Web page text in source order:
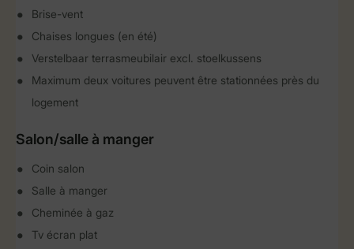
Brise-vent
Chaises longues (en été)
Verstelbaar terrasmeubilair excl. stoelkussens
Maximum deux voitures peuvent être stationnées près du
logement
Salon/salle à manger
Coin salon
Salle à manger
Cheminée à gaz
Tv écran plat